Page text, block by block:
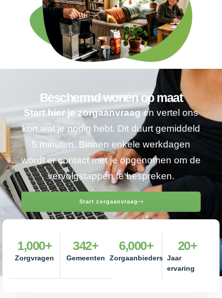
Beschermd wonen op maat
Start hier je zorgaanvraagen vertel ons
kort wat je nodig hebt. Dit duurt gemiddeld
5 minuten. Binnen enkele werkdagen
wordt er contact met je opgenomen om de
vervolgstappen te bespreken.
Start zorgaanvraag
Zorgvragen
1,000+
Gemeenten
342+
Zorgaanbieders
6,000+
Jaar
ervaring
20+